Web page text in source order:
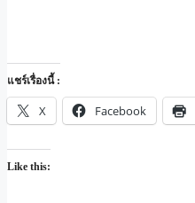
แชร์เรื่องนี้ :
X Facebook
Like this: